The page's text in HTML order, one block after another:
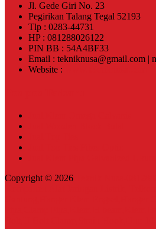
Jl. Gede Giri No. 23
Pegirikan Talang Tegal 52193
Tlp : 0283-44731
HP : 081288026122
PIN BB : 54A4BF33
Email : tekniknusa@gmail.com |
Website :
Copyright © 2026